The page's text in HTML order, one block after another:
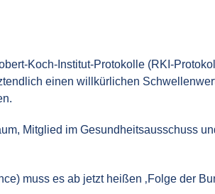
Koch-Institut-Protokolle (RKI-
einen willkürlichen
Mitglied im Gesundheitsausschuss
muss es ab jetzt heißen ‚Folge der